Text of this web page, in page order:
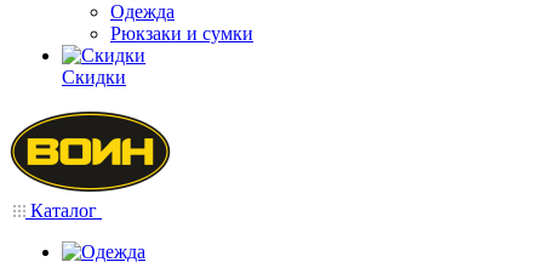
Одежда
Рюкзаки и сумки
Скидки
Каталог